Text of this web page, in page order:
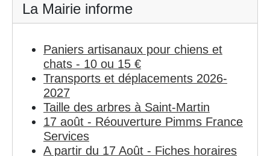
La Mairie informe
Paniers artisanaux pour chiens et
chats - 10 ou 15 €
Transports et déplacements 2026-
2027
Taille des arbres à Saint-Martin
17 août - Réouverture Pimms France
Services
A partir du 17 Août - Fiches horaires